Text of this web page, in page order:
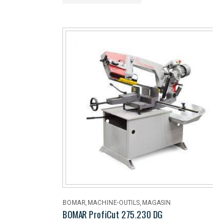
BOMAR, MACHINE-OUTILS, MAGASIN
BOMAR ProfiCut 275.230 DG